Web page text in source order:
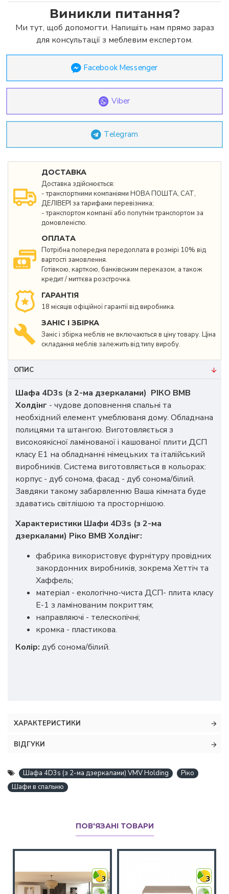
ДОСТАВКА
Доставка здійснюється:
- транспортними компаніями НОВА ПОШТА, САТ,
ДЕЛІВЕРІ за тарифами перевізника;
- транспортом компанії або попутнім транспортом за
домовленістю.
ОПЛАТА
Потрібна попередня передоплата в розмірі 10% від
вартості замовлення.
Готівкою, карткою, банківським переказом, а також
кредит / миттєва розстрочка.
ГАРАНТІЯ
18 місяців офіційної гарантії від виробника.
ЗАНІС І ЗБІРКА
Заніс і збірка меблів не включаються в ціну товару. Ціна
складання меблів залежить від типу виробу.
Виникли питання?
Ми тут, щоб допомогти. Напишіть нам прямо зараз
для консультації з меблевим експертом.
Facebook Messenger
Viber
Telegram
ОПИС
Шафа 4D3s (з 2-ма дзеркалами) РІКО ВМВ
Холдінг - чудове доповнення спальні та
необхідний елемент умеблюваня дому. Обладнана
полицями та штангою. Виготовляється з
високоякісної ламінованої і кашованої плити ДСП
класу Е1 на обладнанні німецьких та італійський
виробників. Система виготовляється в кольорах:
корпус - дуб сонома, фасад - дуб сонома/білий.
Завдяки такому забарвленню Ваша кімната буде
здаватись світлішою та просторнішою.
Характеристики Шафи 4D3s (з 2-ма
дзеркалами) Ріко ВМВ Холдінг:
фабрика використовує фурнітуру провідних
закордонних виробників, зокрема Хеттіч та
Хаффель;
матеріал - екологічно-чиста ДСП- плита класу
Е-1 з ламінованим покриттям;
направляючі - телескопічні;
кромка - пластикова.
Колір: дуб сонома/білий.
ХАРАКТЕРИСТИКИ
ВІДГУКИ
Шафа 4D3s (з 2-ма дзеркалами) VMV Holding
Ріко
Шафи в спальню
ПОВ'ЯЗАНІ ТОВАРИ
3
3